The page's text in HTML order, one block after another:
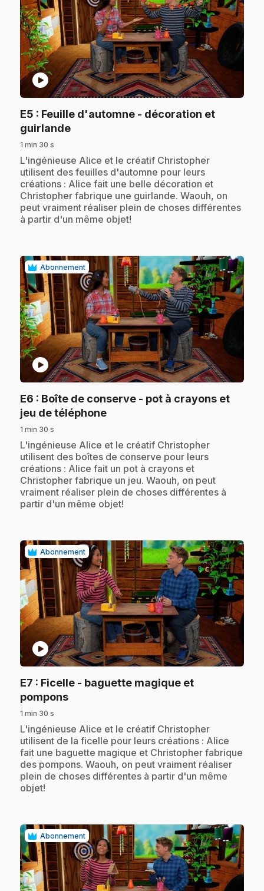
play_circle
E5 : Feuille d'automne - décoration et
guirlande.
1 min 30 s
.L'ingénieuse Alice et le créatif Christopher
utilisent des feuilles d'automne pour leurs
créations : Alice fait une belle décoration et
Christopher fabrique une guirlande. Waouh, on
peut vraiment réaliser plein de choses différentes
à partir d'un même objet!
Abonnement
play_circle
E6 : Boîte de conserve - pot à crayons et
jeu de téléphone.
1 min 30 s
.L'ingénieuse Alice et le créatif Christopher
utilisent des boîtes de conserve pour leurs
créations : Alice fait un pot à crayons et
Christopher fabrique un jeu. Waouh, on peut
vraiment réaliser plein de choses différentes à
partir d'un même objet!
Abonnement
play_circle
E7 : Ficelle - baguette magique et
pompons.
1 min 30 s
.L'ingénieuse Alice et le créatif Christopher
utilisent de la ficelle pour leurs créations : Alice
fait une baguette magique et Christopher fabrique
des pompons. Waouh, on peut vraiment réaliser
plein de choses différentes à partir d'un même
objet!
Abonnement